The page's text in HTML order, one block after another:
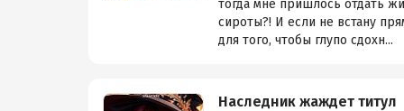
тогда мне пришлось отдать
сироты?! И если не встану
для того, чтобы глупо сдохн...
Наследник жаждет титул